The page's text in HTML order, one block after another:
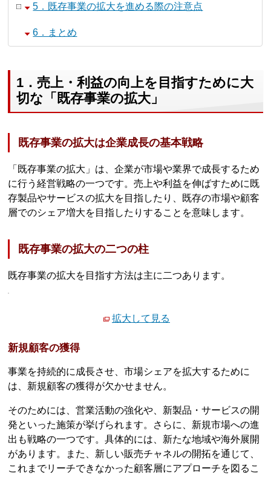
5．既存事業の拡大を進める際の注意点
6．まとめ
1．売上・利益の向上を目指すために大
切な「既存事業の拡大」
既存事業の拡大は企業成長の基本戦略
「既存事業の拡大」は、企業が市場や業界で成長するため
に行う経営戦略の一つです。売上や利益を伸ばすために既
存製品やサービスの拡大を目指したり、既存の市場や顧客
層でのシェア増大を目指したりすることを意味します。
既存事業の拡大の二つの柱
既存事業の拡大を目指す方法は主に二つあります。
拡大して見る
新規顧客の獲得
事業を持続的に成長させ、市場シェアを拡大するために
は、新規顧客の獲得が欠かせません。
そのためには、営業活動の強化や、新製品・サービスの開
発といった施策が挙げられます。さらに、新規市場への進
出も戦略の一つです。具体的には、新たな地域や海外展開
があります。また、新しい販売チャネルの開拓を通じて、
これまでリーチできなかった顧客層にアプローチを図るこ